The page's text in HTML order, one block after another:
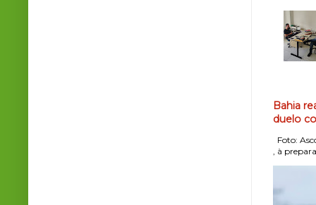
Bahia
duelo
Foto:
, à